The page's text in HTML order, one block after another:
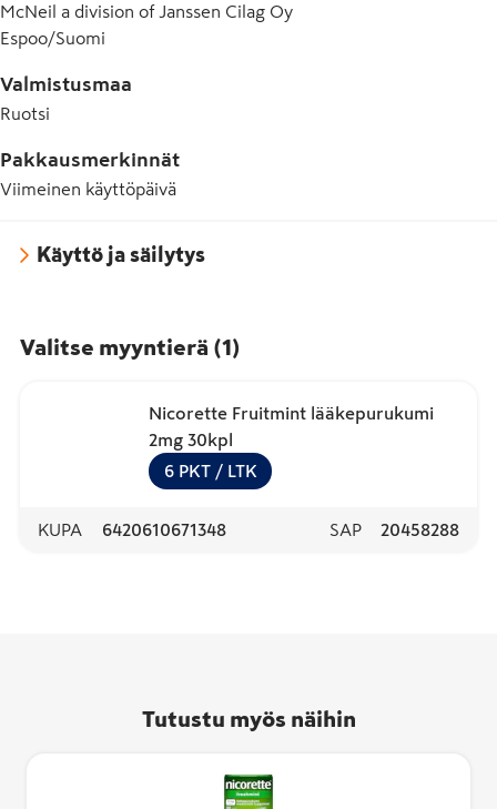
McNeil a division of Janssen Cilag Oy
Espoo/Suomi
Valmistusmaa
Ruotsi
Pakkausmerkinnät
Viimeinen käyttöpäivä
Käyttö ja säilytys
Valitse myyntierä (1)
Nicorette Fruitmint lääkepurukumi
2mg 30kpl
6 PKT / LTK
KUPA 6420610671348 SAP 20458288
Tutustu myös näihin